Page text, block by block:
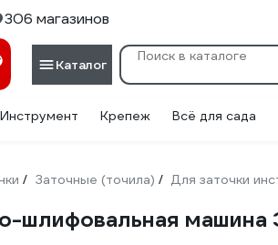
306 магазинов
Каталог
Инструмент Крепеж Всё для сада
/ Заточные (точила) / Для заточки
шлифовальная